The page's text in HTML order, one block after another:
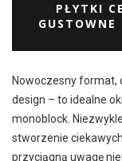
PŁYTKI
GUSTOWNE
Nowoczesny format,
design – to idealne
monoblock.
stworzenie
przyciągną uwagę